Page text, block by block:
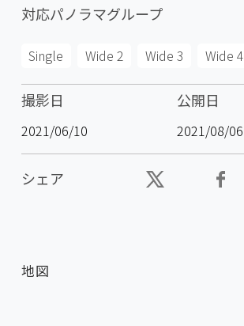
対応パノラマグループ
Single Wide 2 Wide 3 Wide 4
撮影日
2021/06/10
公開日
2021/08/06
シェア
地図